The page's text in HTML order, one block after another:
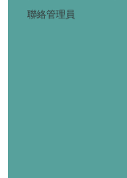
聯絡管理員